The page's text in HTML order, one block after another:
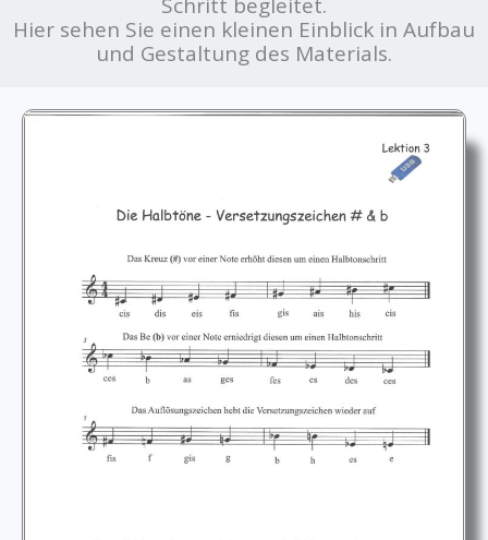
Schritt begleitet.
Hier sehen Sie einen kleinen Einblick in Aufbau
und Gestaltung des Materials.